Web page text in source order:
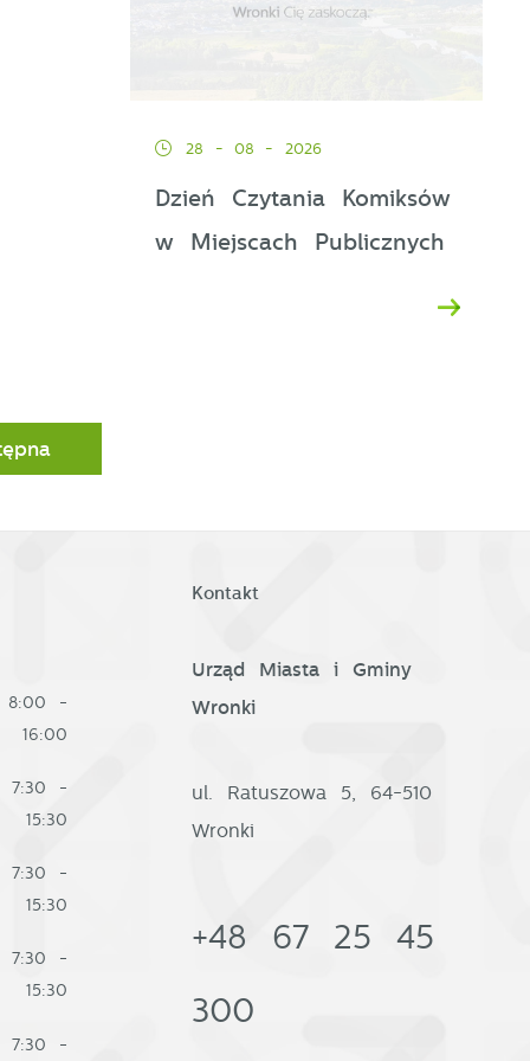
28 - 08 - 2026
Dzień Czytania Komiksów
w Miejscach Publicznych
8:00 -
16:00
7:30 -
15:30
7:30 -
15:30
7:30 -
15:30
7:30 -
Kontakt
Urząd Miasta i Gminy
Wronki
ul. Ratuszowa 5, 64-510
Wronki
+48 67 25 45
300